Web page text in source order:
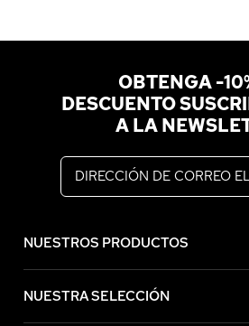
OBTENGA -
DESCUENTO
A LA
NUESTROS PRODUCTOS
NUESTRA SELECCIÓN